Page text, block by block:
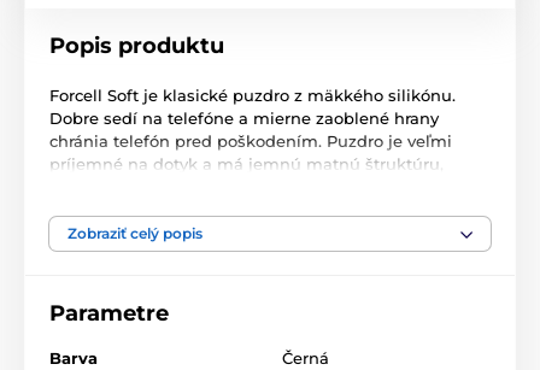
Popis produktu
Forcell Soft je klasické puzdro z mäkkého silikónu.
Dobre sedí na telefóne a mierne zaoblené hrany
chránia telefón pred poškodením. Puzdro je veľmi
príjemné na dotyk a má jemnú matnú štruktúru,
alebo reproduktory a zabudované prekrytia tlačidiel.
Zobraziť celý popis
Parametre
Barva Černá